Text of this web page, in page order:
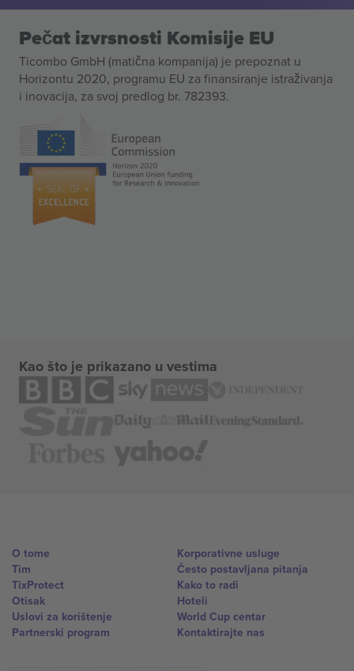
Pečat izvrsnosti Komisije EU
Ticombo GmbH (matična kompanija) je prepoznat u
Horizontu 2020, programu EU za finansiranje istraživanja
i inovacija, za svoj predlog br. 782393.
Kao što je prikazano u vestima
O tome
Tim
TixProtect
Otisak
Uslovi za korištenje
Partnerski program
Korporativne usluge
Često postavljana pitanja
Kako to radi
Hoteli
World Cup centar
Kontaktirajte nas